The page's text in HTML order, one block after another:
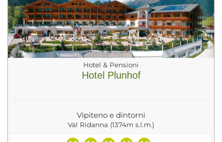
Hotel & Pensioni
Hotel Plunhof
Vipiteno e dintorni
Val Ridanna (1374m s.l.m.)